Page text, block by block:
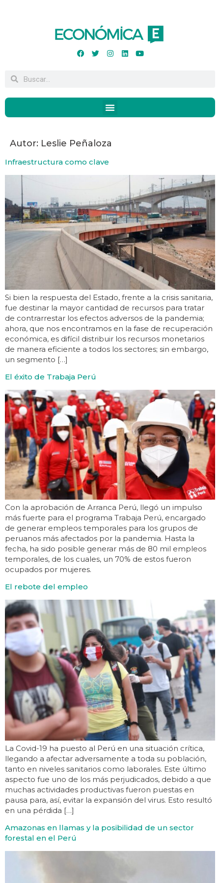
Autor: Leslie Peñaloza
Infraestructura como clave
Si bien la respuesta del Estado, frente a la crisis sanitaria,
fue destinar la mayor cantidad de recursos para tratar
de contrarrestar los efectos adversos de la pandemia;
ahora, que nos encontramos en la fase de recuperación
económica, es difícil distribuir los recursos monetarios
de manera eficiente a todos los sectores; sin embargo,
un segmento […]
El éxito de Trabaja Perú
Con la aprobación de Arranca Perú, llegó un impulso
más fuerte para el programa Trabaja Perú, encargado
de generar empleos temporales para los grupos de
peruanos más afectados por la pandemia. Hasta la
fecha, ha sido posible generar más de 80 mil empleos
temporales, de los cuales, un 70% de estos fueron
ocupados por mujeres.
El rebote del empleo
La Covid-19 ha puesto al Perú en una situación crítica,
llegando a afectar adversamente a toda su población,
tanto en niveles sanitarios como laborales. Este último
aspecto fue uno de los más perjudicados, debido a que
muchas actividades productivas fueron puestas en
pausa para, así, evitar la expansión del virus. Esto resultó
en una pérdida […]
Amazonas en llamas y la posibilidad de un sector
forestal en el Perú